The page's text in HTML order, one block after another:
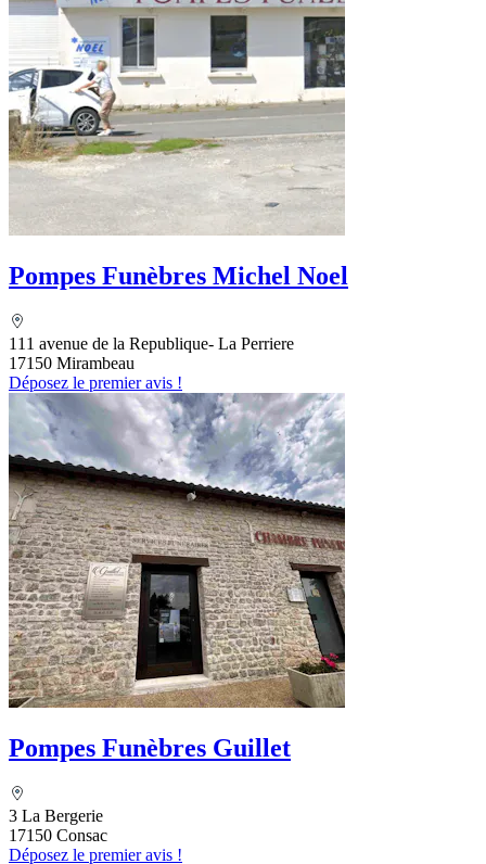
Pompes Funèbres Michel Noel
111 avenue de la Republique- La Perriere
17150 Mirambeau
Déposez le premier avis !
Pompes Funèbres Guillet
3 La Bergerie
17150 Consac
Déposez le premier avis !